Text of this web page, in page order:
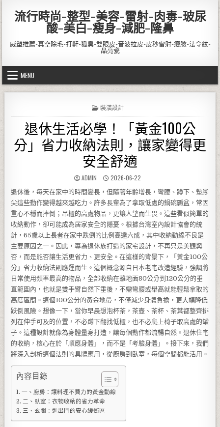
流行時尚-整型-美容-雷射-肉毒-玻尿
酸-美白-瘦身-減肥-隆鼻
威塑推薦-真空除毛-打鼾-狐臭-雙眼皮-音波拉皮-皮秒雷射-瘦臉-法令紋-
晶亮瓷
MENU
POSTED IN
裝潢設計
退休生活必學！「黃金100公
分」省力收納法則，讓家變得更
安全舒適
AUTHOR:
ADMIN PUBLISHED DATE:
2026-06-22
退休後，每天在家中的時間變長，但隨著年齡增長，彎腰、蹲下、墊腳
尖這些動作變得越來越吃力。許多長輩為了拿取低處的鍋碗瓢盆，常因
重心不穩而摔倒；吊櫃的高處物品，更讓人望而生畏。這些看似簡單的
收納動作，卻可能成為居家安全的隱憂。根據台灣室內設計協會的統
計，65歲以上長者在家中跌倒的比例高達六成，其中收納動線不良是
主要原因之一。因此，專為退休族打造的家宅設計，不再只是美觀與
否，而是能否讓生活更省力、更安全。在這樣的背景下，「黃金100公
分」省力收納法則應運而生。這個概念源自日本老宅改造經驗，強調將
日常使用頻率最高的物品，全部收納在離地面80公分到120公分的垂
直範圍內，也就是雙手臂自然下垂後，不需彎腰或舉高就能輕鬆拿取的
高度區間。這個100公分的黃金地帶，不僅減少身體負擔，更大幅降低
跌倒風險。想像一下，當你早晨想泡杯茶，茶壺、茶杯、茶葉都整齊排
列在伸手可及的位置，不必蹲下翻找低櫃，也不必爬上椅子取高處的罐
子。這種設計就像為身體量身打造，讓每個動作都流暢自然。退休住宅
的收納，核心在於「順應身體」，而不是「考驗身體」。接下來，我們
將深入剖析這個法則的具體應用，從廚房到臥室，每個空間都能活用。
內容目錄
一、廚房：讓料理不費力的黃金動線
二、臥室：衣物收納的省力革命
三、玄關：進出門的安心緩衝區